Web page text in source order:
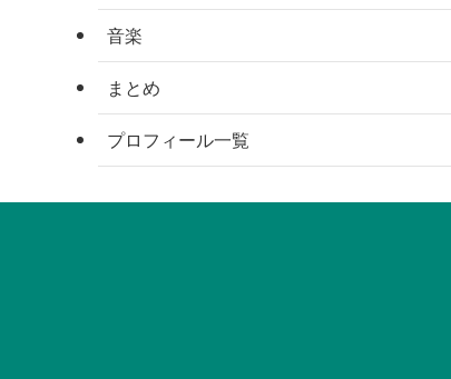
音楽
まとめ
プロフィール一覧